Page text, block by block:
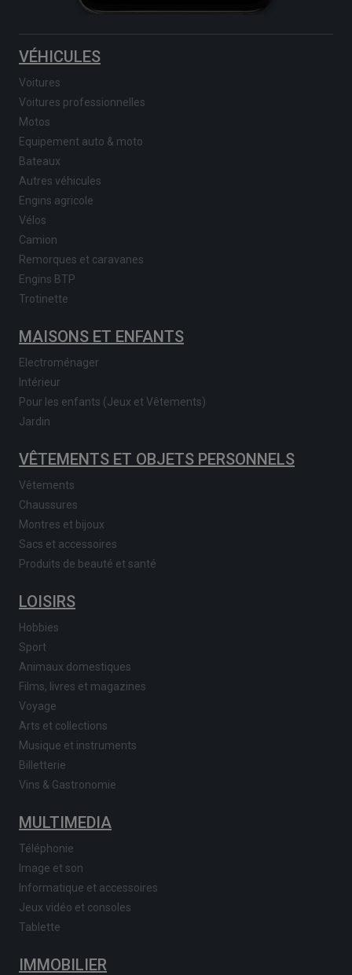
VÉHICULES
Voitures
Voitures professionnelles
Motos
Equipement auto & moto
Bateaux
Autres véhicules
Engins agricole
Vélos
Camion
Remorques et caravanes
Engins BTP
Trotinette
MAISONS ET ENFANTS
Electroménager
Intérieur
Pour les enfants (Jeux et Vêtements)
Jardin
VÊTEMENTS ET OBJETS PERSONNELS
Vêtements
Chaussures
Montres et bijoux
Sacs et accessoires
Produits de beauté et santé
LOISIRS
Hobbies
Sport
Animaux domestiques
Films, livres et magazines
Voyage
Arts et collections
Musique et instruments
Billetterie
Vins & Gastronomie
MULTIMEDIA
Téléphonie
Image et son
Informatique et accessoires
Jeux vidéo et consoles
Tablette
IMMOBILIER